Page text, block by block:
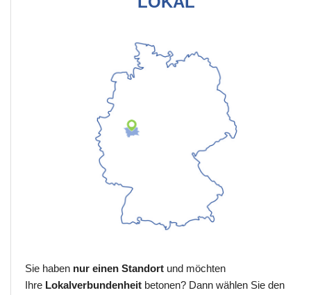
Sie haben nur einen Standort und möchten
Ihre Lokalverbundenheit betonen? Dann wählen Sie den